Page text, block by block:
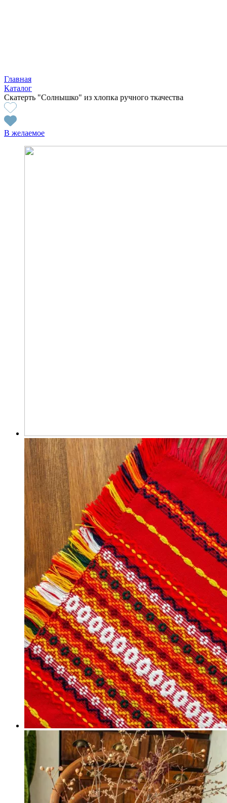
Главная
Каталог
Скатерть "Солнышко" из хлопка ручного ткачества
В желаемое